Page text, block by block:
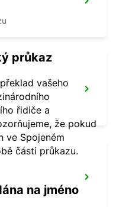
průkaz
vašeho
řidiče a
že pokud
ve Spojeném
části průkazu.
na jméno